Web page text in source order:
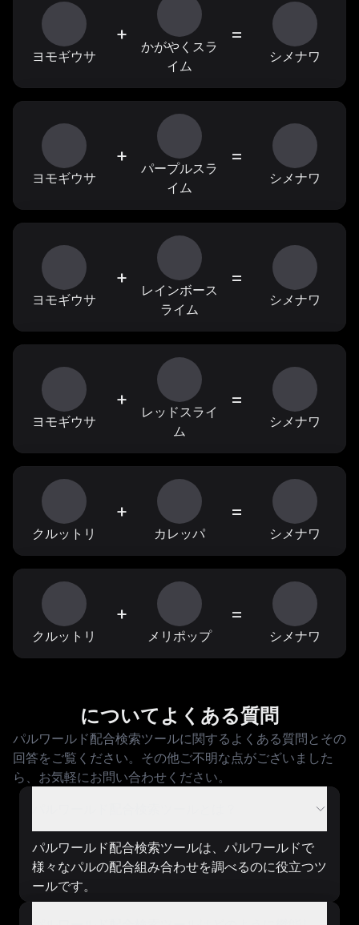
ヨモギウサ
+
かがやくスラ
イム
=
シメナワ
ヨモギウサ
+
パープルスラ
イム
=
シメナワ
ヨモギウサ
+
レインボース
ライム
=
シメナワ
ヨモギウサ
+
レッドスライ
ム
=
シメナワ
クルットリ
+
カレッパ
=
シメナワ
クルットリ
+
メリポップ
=
シメナワ
についてよくある質問
パルワールド配合検索ツールに関するよくある質問とその
回答をご覧ください。その他ご不明な点がございました
ら、お気軽にお問い合わせください。
パルワールド配合検索ツールは、パルワールドで
様々なパルの配合組み合わせを調べるのに役立つツ
ールです。